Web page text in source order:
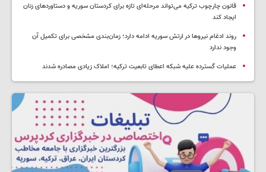
قانون چارچوب ترکیه می‌تواند مرحله‌ای تازه برای کردستان سوریه و دستاوردهای زنان
ایجاد کند
روند ادغام نیروها در ارتش سوریه ادامه دارد؛ زمان‌بندی مشخصی برای تکمیل آن
وجود ندارد
عملیات گسترده علیه شبکه اعطای تابعیت ترکیه؛ املاک زیادی مصادره شدند